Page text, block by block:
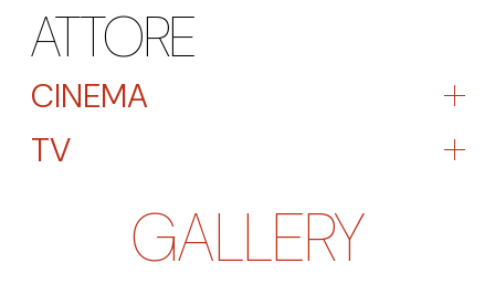
ATTORE
CINEMA
TV
GALLERY